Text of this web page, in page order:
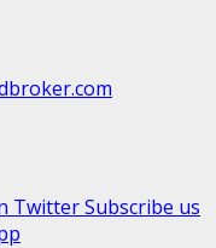
TwitterSubscribe us